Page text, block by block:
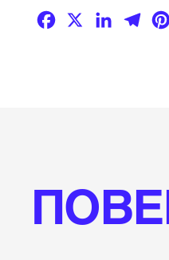
Facebook
X